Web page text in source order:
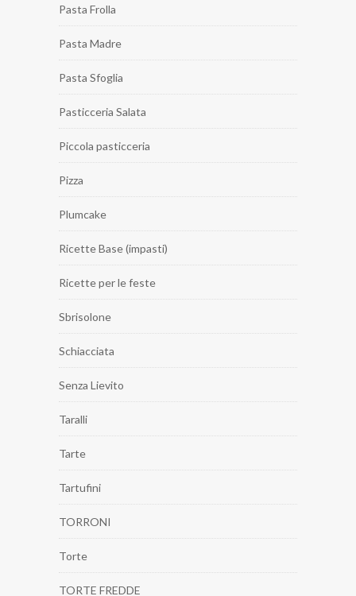
Pasta Frolla
Pasta Madre
Pasta Sfoglia
Pasticceria Salata
Piccola pasticceria
Pizza
Plumcake
Ricette Base (impasti)
Ricette per le feste
Sbrisolone
Schiacciata
Senza Lievito
Taralli
Tarte
Tartufini
TORRONI
Torte
TORTE FREDDE